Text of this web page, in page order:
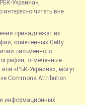
Украина»,
читать вне
принадлежат их
отмеченных Getty
письменного
отмеченные
«РБК-Украина», могут
Commons Attribution
информационных